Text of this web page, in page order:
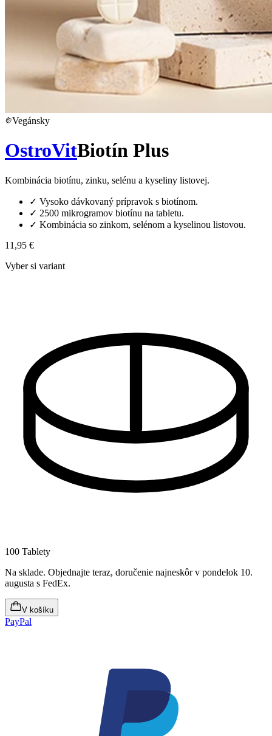
Vegánsky
OstroVitBiotín Plus
Kombinácia biotínu, zinku, selénu a kyseliny listovej.
✓ Vysoko dávkovaný prípravok s biotínom.
✓ 2500 mikrogramov biotínu na tabletu.
✓ Kombinácia so zinkom, selénom a kyselinou listovou.
11,95 €
Vyber si variant
100 Tablety
Na sklade. Objednajte teraz, doručenie najneskôr v pondelok 10.
augusta s FedEx.
V košíku
PayPal